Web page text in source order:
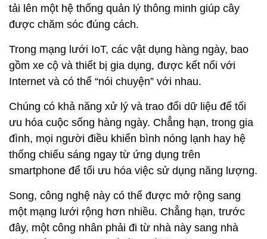
tải lên một hệ thống quản lý thông minh giúp cây
được chăm sóc đúng cách.
Trong mạng lưới IoT, các vật dụng hàng ngày, bao
gồm xe cộ và thiết bị gia dụng, được kết nối với
Internet và có thể “nói chuyện” với nhau.
Chúng có khả năng xử lý và trao đổi dữ liệu để tối
ưu hóa cuộc sống hàng ngày. Chẳng hạn, trong gia
đình, mọi người điều khiển bình nóng lạnh hay hệ
thống chiếu sáng ngay từ ứng dụng trên
smartphone để tối ưu hóa việc sử dụng năng lượng.
Song, công nghệ này có thể được mở rộng sang
một mạng lưới rộng hơn nhiều. Chẳng hạn, trước
đây, một công nhân phải đi từ nhà này sang nhà